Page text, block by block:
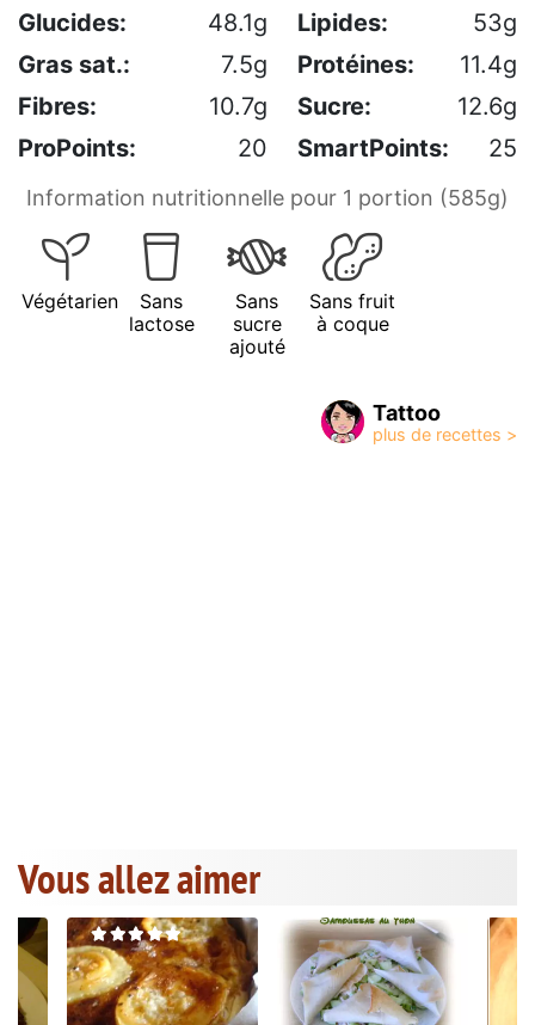
Glucides: 48.1g Lipides:
53g
Gras sat.:
7.5g Protéines:
11.4g
Fibres:
10.7g Sucre:
12.6g
ProPoints:
20 SmartPoints: 25
Information nutritionnelle pour 1 portion (585g)
Végétarien
Sans
lactose
Sans
sucre
ajouté
Sans fruit
à coque
Tattoo
Vous allez aimer